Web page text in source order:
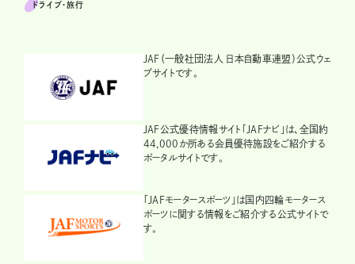
ドライブ･旅行
JAF（一般社団法人 日本自動車連盟）公式ウェ
ブサイトです。
JAF公式優待情報サイト「JAFナビ」は、全国約
44,000か所ある会員優待施設をご紹介する
ポータルサイトです。
「JAFモータースポーツ」は国内四輪モータース
ポーツに関する情報をご紹介する公式サイトで
す。